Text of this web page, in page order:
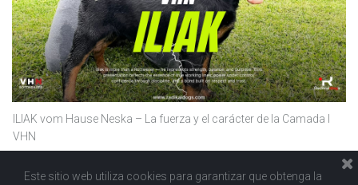
ILIAK vom Hause Neska – La fuerza y el carácter de la Camada I
VHN
Este sitio web utiliza cookies para garantizar que obtenga la